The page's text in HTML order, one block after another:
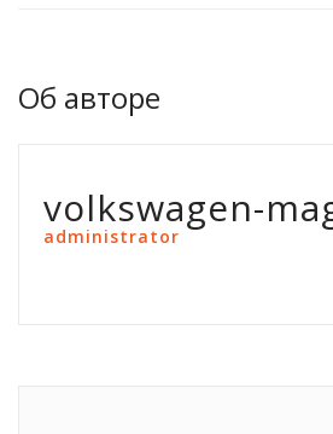
Об авторе
volkswagen-
administrator